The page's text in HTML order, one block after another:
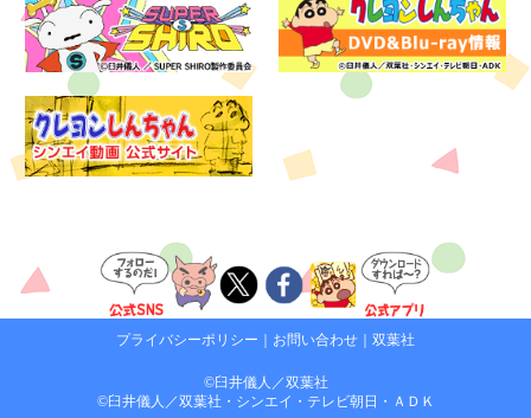
プライバシーポリシー お問い合わせ 双葉社
©臼井儀人／双葉社
©臼井儀人／双葉社・シンエイ・テレビ朝日・ＡＤＫ